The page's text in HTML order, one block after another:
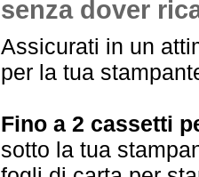
senza dover
Assicurati in un
per la tua
Fino a 2 cassetti
sotto la tua